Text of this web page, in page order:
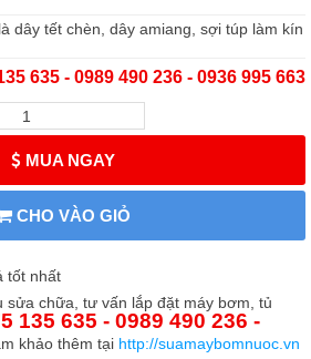
dây tết chèn, dây amiang, sợi túp làm kín
635 - 0989 490 236 - 0936 995 663
MUA NGAY
CHO VÀO GIỎ
tốt nhất
sửa chữa, tư vấn lắp đặt máy bơm, tủ
135 635 - 0989 490 236 -
khảo thêm tại http://suamaybomnuoc.vn